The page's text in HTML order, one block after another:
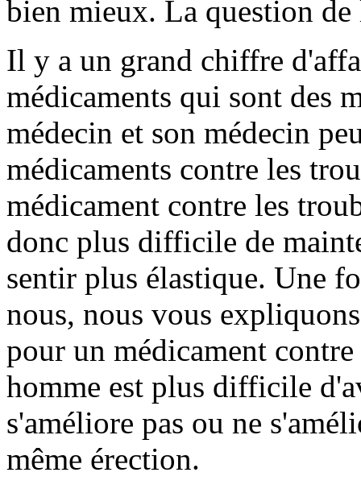
bien mieux. La question de
Il y a un grand chiffre
médicaments qui sont des
médecin et son médecin
médicaments contre les
médicament contre les
donc plus difficile de
sentir plus élastique. Une
nous, nous vous
pour un médicament
homme est plus difficile
s'améliore pas ou ne
même érection.